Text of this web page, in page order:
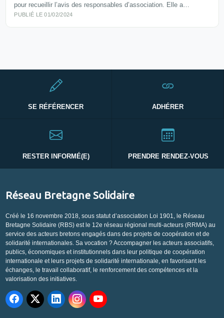
pour recueillir l’avis des responsables d’association. Elle a…
PUBLIÉ LE 01/02/2024
SE RÉFÉRENCER ADHÉRER
RESTER INFORMÉ(E) PRENDRE RENDEZ-VOUS
Réseau Bretagne Solidaire
Créé le 16 novembre 2018, sous statut d’association Loi 1901, le Réseau
Bretagne Solidaire (RBS) est le 12e réseau régional multi-acteurs (RRMA) au
service des acteurs bretons engagés dans des projets de coopération et de
solidarité internationales. Sa vocation ? Accompagner les acteurs associatifs,
publics, économiques et institutionnels dans leur politique de coopération
internationale et leurs projets de solidarité internationale, en favorisant les
échanges, le travail collaboratif, le renforcement des compétences et la
valorisation des initiatives.